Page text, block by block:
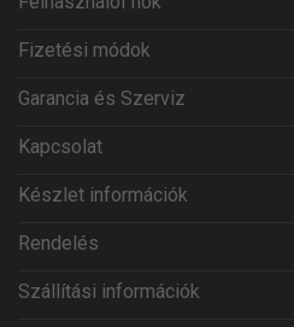
Fizetési módok
Garancia és Szerviz
Kapcsolat
Készlet információk
Rendelés
Szállítási információk